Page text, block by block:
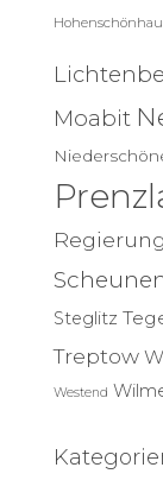
Moabit
Steglitz
Treptow
Westend